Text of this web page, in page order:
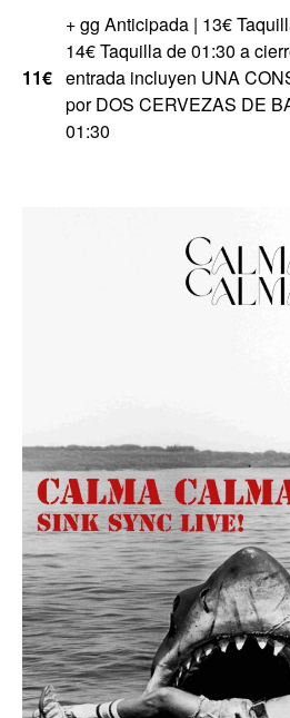
11€
+ gg Anticipada | 13€
14€ Taquilla de 01:30 a
entrada incluyen UNA
por DOS CERVEZAS DE
01:30